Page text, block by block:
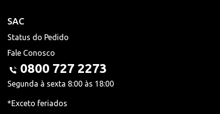
SAC
Status do Pedido
Fale Conosco
0800 727 2273
Segunda à sexta 8:00 às 18:00
*Exceto feriados